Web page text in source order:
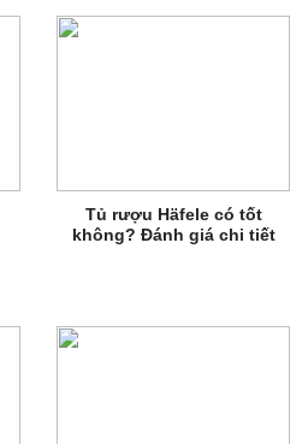
Tủ rượu Häfele có tốt
không? Đánh giá chi tiết